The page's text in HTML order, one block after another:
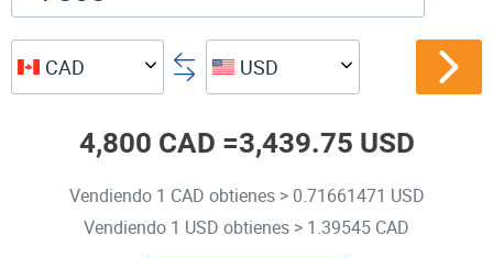
CAD USD
4,800 CAD =3,439.75 USD
Vendiendo 1 CAD obtienes > 0.71661471 USD
Vendiendo 1 USD obtienes > 1.39545 CAD